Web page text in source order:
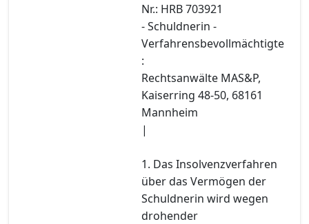
Nr.: HRB 703921
- Schuldnerin -
Verfahrensbevollmächtigte
:
Rechtsanwälte MAS&P,
Kaiserring 48-50, 68161
Mannheim
|
1. Das Insolvenzverfahren
über das Vermögen der
Schuldnerin wird wegen
drohender